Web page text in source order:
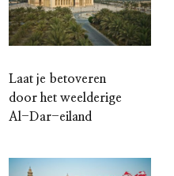
Laat je betoveren
door het weelderige
Al-Dar-eiland